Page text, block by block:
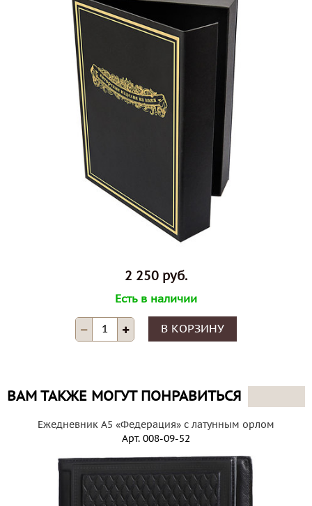
2 250 руб.
Есть в наличии
В КОРЗИНУ
ВАМ ТАКЖЕ МОГУТ ПОНРАВИТЬСЯ
Ежедневник А5 «Федерация» с латунным орлом
Арт. 008-09-52